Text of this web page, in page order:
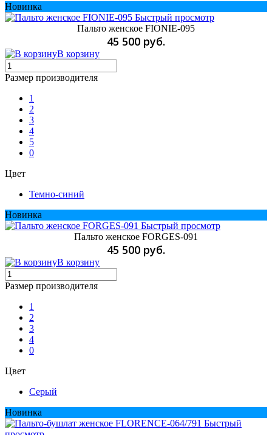
Новинка
Быстрый просмотр
Пальто женское FIONIE-095
45 500 руб.
В корзину
Размер производителя
1
2
3
4
5
0
Цвет
Темно-синий
Новинка
Быстрый просмотр
Пальто женское FORGES-091
45 500 руб.
В корзину
Размер производителя
1
2
3
4
0
Цвет
Серый
Новинка
Быстрый